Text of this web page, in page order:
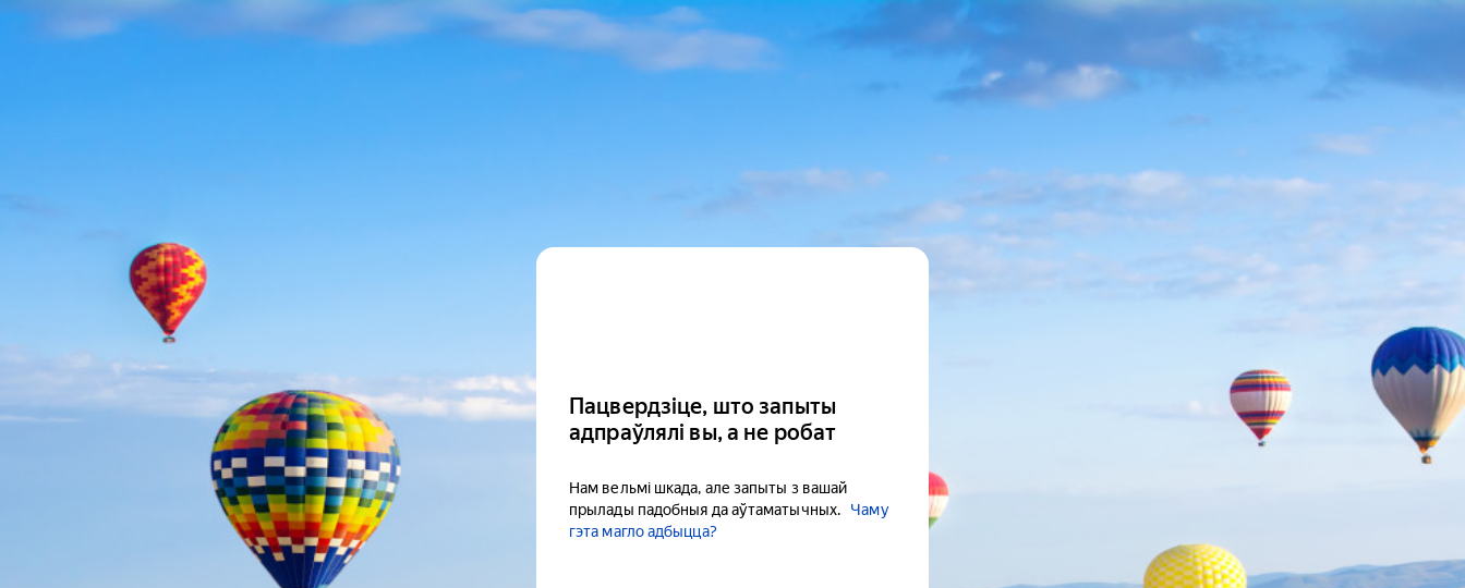
Пацвердзіце, што запыты
адпраўлялі вы, а не робат
Нам вельмі шкада, але запыты з вашай
прылады падобныя да аўтаматычных.
Чаму
гэта магло адбыцца?